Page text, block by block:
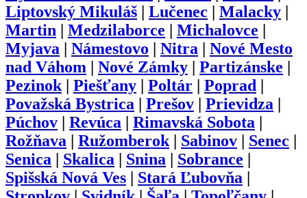
Liptovský Mikuláš
Lučenec Malacky
Martin
Medzilaborce Michalovce
Myjava
Námestovo Nitra
Nové Mesto
nad Váhom
Nové Zámky Partizánske
Pezinok| Piešťany Poltár Poprad
Považská Bystrica
Prešov Prievidza
Púchov
Revúca Rimavská Sobota
Rožňava
Ružomberok| Sabinov Senec
Senica
Skalica Snina Sobrance
Spišská Nová Ves
Stará Ľubovňa